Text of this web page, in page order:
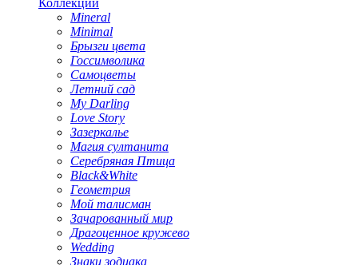
Коллекции
Mineral
Minimal
Брызги цвета
Госсимволика
Самоцветы
Летний сад
My Darling
Love Story
Зазеркалье
Магия султанита
Серебряная Птица
Black&White
Геометрия
Мой талисман
Зачарованный мир
Драгоценное кружево
Wedding
Знаки зодиака